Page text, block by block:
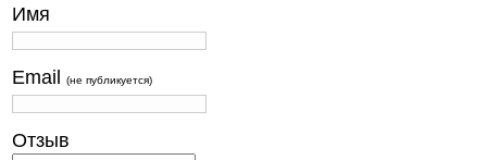
Имя
Email (не публикуется)
Отзыв